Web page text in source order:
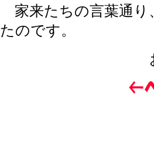
家来たちの言葉通り
たのです。